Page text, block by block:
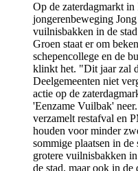
Op de zaterdagmarkt
jongerenbeweging
vuilnisbakken in de
Groen staat er om
schepencollege en de
klinkt het. "Dit jaar zal
Deelgemeenten niet
actie op de
'Eenzame Vuilbak'
verzamelt restafval en
houden voor minder
sommige plaatsen in
grotere vuilnisbakken
de stad, maar ook in de